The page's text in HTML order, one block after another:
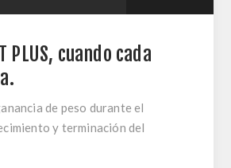
PLUS, cuando cada
de peso durante el
y terminación del